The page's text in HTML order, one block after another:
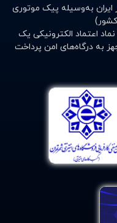
به‌وسیله پیک موتوری
اعتماد الکترونیکی یک
به درگاه‌های امن پرداخت